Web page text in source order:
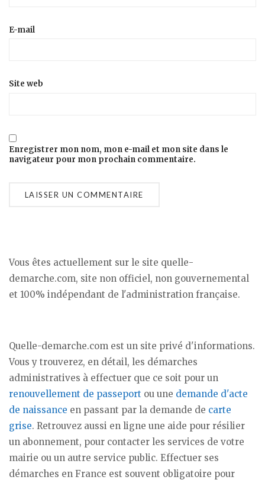
E-mail
Site web
Enregistrer mon nom, mon e-mail et mon site dans le
navigateur pour mon prochain commentaire.
Vous êtes actuellement sur le site quelle-
demarche.com, site non officiel, non gouvernemental
et 100% indépendant de l'administration française.
Quelle-demarche.com est un site privé d'informations.
Vous y trouverez, en détail, les démarches
administratives à effectuer que ce soit pour un
renouvellement de passeport ou une demande d'acte
de naissance en passant par la demande de carte
grise. Retrouvez aussi en ligne une aide pour résilier
un abonnement, pour contacter les services de votre
mairie ou un autre service public. Effectuer ses
démarches en France est souvent obligatoire pour